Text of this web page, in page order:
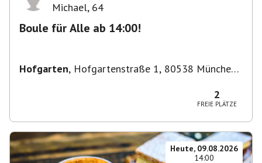
Michael, 64
Boule für Alle ab 14:00!
Hofgarten, Hofgartenstraße 1, 80538 München,
2
FREIE PLÄTZE
Heute, 09.08.2026
14:00